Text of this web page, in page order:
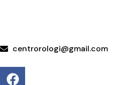
centrorologi@gmail.com